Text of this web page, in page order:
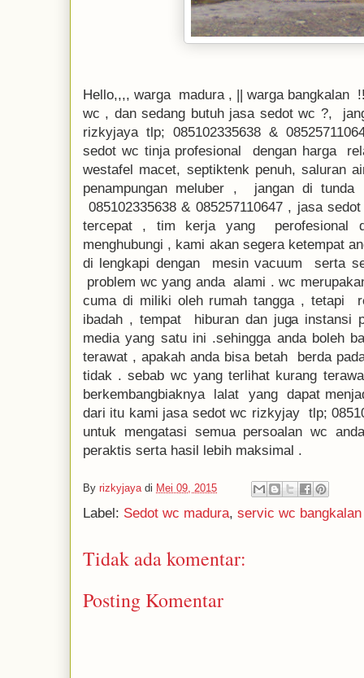
Hello,,,, warga madura , || warga bangkalan
wc , dan sedang butuh jasa sedot wc ?,
rizkyjaya tlp; 085102335638 &
sedot wc tinja profesional dengan harga
westafel macet, septiktenk penuh, saluran
penampungan meluber , jangan di
085102335638 & 085257110647 , jasa
tercepat , tim kerja yang
menghubungi , kami akan segera ketempat
di lengkapi dengan mesin vacuum serta
problem wc yang anda alami . wc
cuma di miliki oleh rumah tangga , tetapi
ibadah , tempat hiburan dan juga instansi
media yang satu ini .sehingga anda boleh
terawat , apakah anda bisa betah berda
tidak . sebab wc yang terlihat kurang
berkembangbiaknya lalat yang dapat
dari itu kami jasa sedot wc rizkyjay tlp;
untuk mengatasi semua persoalan wc
peraktis serta hasil lebih maksimal .
By rizkyjaya di Mei 09, 2015
Label: Sedot wc madura, servic wc bangkalan
Tidak ada komentar:
Posting Komentar